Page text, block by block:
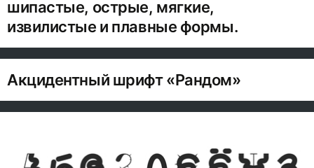
шипастые, острые, мягкие,
извилистые и плавные формы.
Акцидентный шрифт «Рандом»